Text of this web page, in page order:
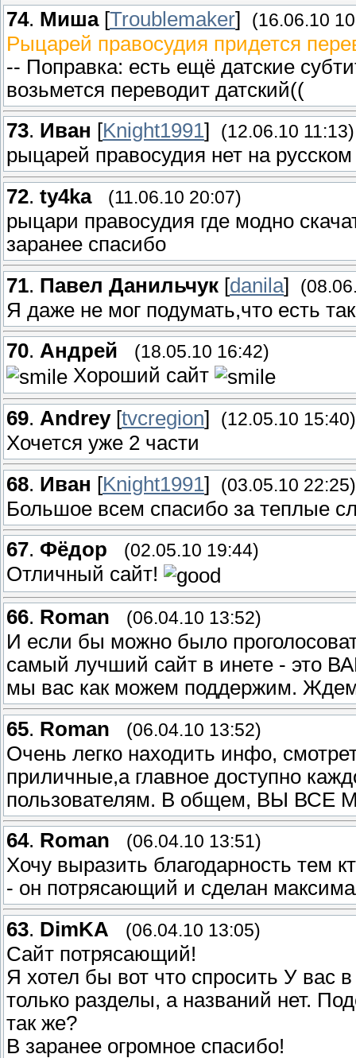
74. Миша [Troublemaker] (16.06.10
Рыцарей правосудия придется
-- Поправка: есть ещё датские
возьмется переводит датский((
73. Иван [Knight1991] (12.06.10 11:13)
рыцарей правосудия нет на
72. ty4ka (11.06.10 20:07)
рыцари правосудия где модно
заранее спасибо
71. Павел Данильчук [danila]
Я даже не мог подумать,что есть
70. Андрей (18.05.10 16:42)
Хороший сайт
69. Andrey [tvcregion] (12.05.10 15:40)
Хочется уже 2 части
68. Иван [Knight1991] (03.05.10 22:25)
Большое всем спасибо за теплые
67. Фёдор (02.05.10 19:44)
Отличный сайт!
66. Roman (06.04.10 13:52)
И если бы можно было
самый лучший сайт в инете - это
мы вас как можем поддержим.
65. Roman (06.04.10 13:52)
Очень легко находить инфо,
приличные,а главное доступно
пользователям. В общем, ВЫ
64. Roman (06.04.10 13:51)
Хочу выразить благодарность тем
- он потрясающий и сделан
63. DimKA (06.04.10 13:05)
Сайт потрясающий!
Я хотел бы вот что спросить У вас
только разделы, а названий нет.
так же?
В заранее огромное спасибо!